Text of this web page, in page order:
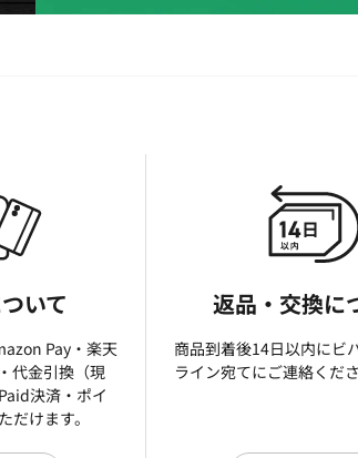
いて
Pay・楽天
代金引換（現
決済・ポイ
だけます。
返品・交換に
商品到着後14日以内にビ
ライン宛てにご連絡くださ